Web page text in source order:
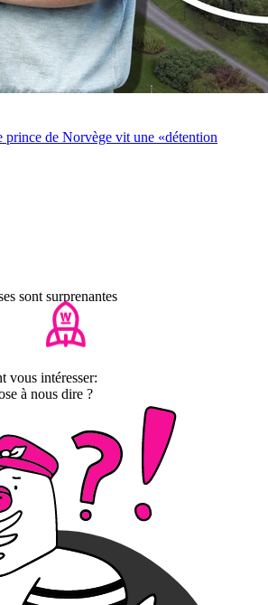
prince de Norvège vit une «détention
sont surprenantes
vous intéresser:
à nous dire ?